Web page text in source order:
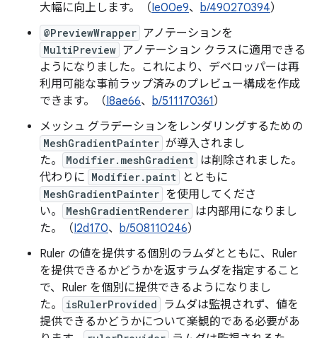
大幅に向上します。（Ie00e9、 b/490270394）
@PreviewWrapper アノテーションを
MultiPreview アノテーション クラスに適用できる
ようになりました。これにより、デベロッパーは再
利用可能な事前ラップ済みのプレビュー構成を作成
できます。（I8ae66、 b/511170361）
メッシュ グラデーションをレンダリングするための
MeshGradientPainter が導入されまし
た。
Modifier.meshGradient は削除されました。
代わりに Modifier.paint とともに
MeshGradientPainter を使用してくださ
い。
MeshGradientRenderer は内部用になりまし
た。（I2d170、 b/508110246）
Ruler の値を提供する個別のラムダとともに、Ruler
を提供できるかどうかを返すラムダを指定すること
で、Ruler を個別に提供できるようになりまし
た。
isRulerProvided
ラムダは監視されず、値を
提供できるかどうかについて楽観的である必要があ